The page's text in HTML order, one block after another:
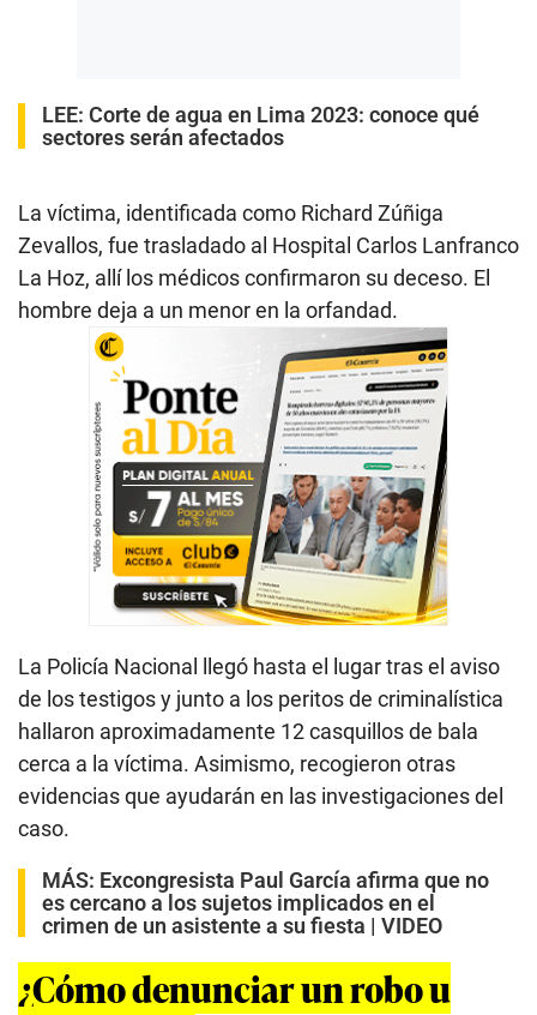
LEE: Corte de agua en Lima 2023: conoce qué
sectores serán afectados
La víctima, identificada como Richard Zúñiga
Zevallos, fue trasladado al Hospital Carlos Lanfranco
La Hoz, allí los médicos confirmaron su deceso. El
hombre deja a un menor en la orfandad.
La Policía Nacional llegó hasta el lugar tras el aviso
de los testigos y junto a los peritos de criminalística
hallaron aproximadamente 12 casquillos de bala
cerca a la víctima. Asimismo, recogieron otras
evidencias que ayudarán en las investigaciones del
caso.
MÁS: Excongresista Paul García afirma que no
es cercano a los sujetos implicados en el
crimen de un asistente a su fiesta | VIDEO
¿Cómo denunciar un robo u